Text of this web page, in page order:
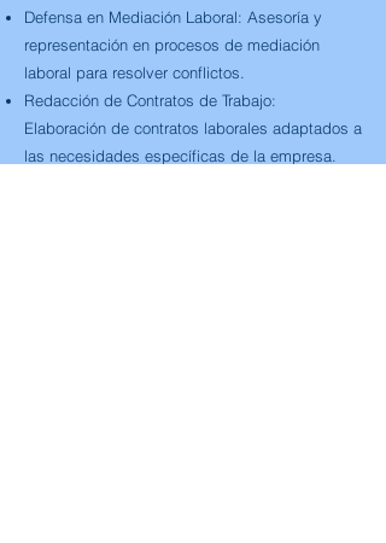
Defensa en Mediación Laboral: Asesoría y
representación en procesos de mediación
laboral para resolver conflictos.
Redacción de Contratos de Trabajo:
Elaboración de contratos laborales adaptados a
las necesidades específicas de la empresa.